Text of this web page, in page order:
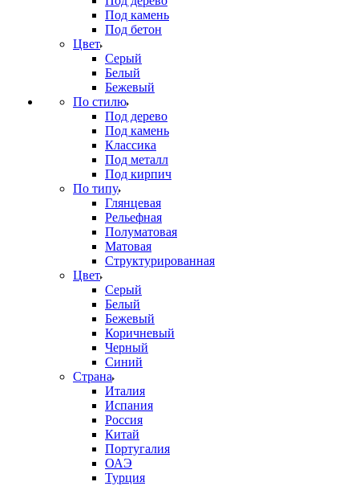
Под камень
Под бетон
Цвет
Серый
Белый
Бежевый
По стилю
Под дерево
Под камень
Классика
Под металл
Под кирпич
По типу
Глянцевая
Рельефная
Полуматовая
Матовая
Структурированная
Цвет
Серый
Белый
Бежевый
Коричневый
Черный
Синий
Страна
Италия
Испания
Россия
Китай
Португалия
ОАЭ
Турция